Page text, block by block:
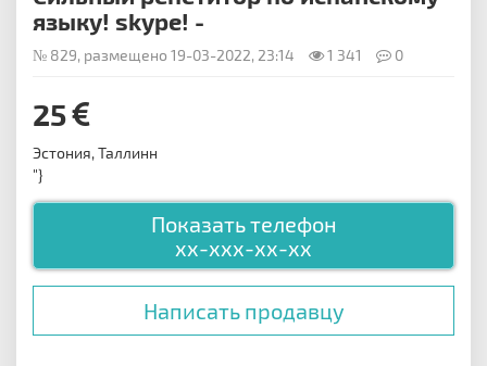
языку! skype! -
№ 829, размещено 19-03-2022, 23:14 1 341 0
25
Эстония, Таллинн
"}
Показать телефон
xx-xxx-xx-xx
Написать продавцу